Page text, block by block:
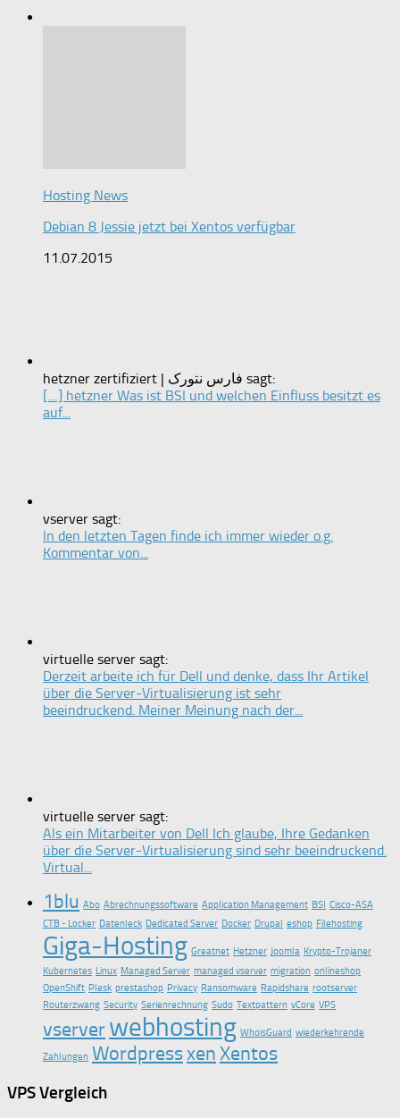
Hosting News
Debian 8 Jessie jetzt bei Xentos verfügbar
11.07.2015
hetzner zertifiziert | فارس نتورک sagt:
[…] hetzner Was ist BSI und welchen Einfluss besitzt es
auf...
vserver sagt:
In den letzten Tagen finde ich immer wieder o.g.
Kommentar von...
virtuelle server sagt:
Derzeit arbeite ich für Dell und denke, dass Ihr Artikel
über die Server-Virtualisierung ist sehr
beeindruckend. Meiner Meinung nach der...
virtuelle server sagt:
Als ein Mitarbeiter von Dell Ich glaube, Ihre Gedanken
über die Server-Virtualisierung sind sehr beeindruckend.
Virtual...
1blu Abo Abrechnungssoftware Application Management BSI Cisco-ASA
CTB - Locker Datenleck Dedicated Server Docker Drupal eshop Filehosting
Giga-Hosting Greatnet Hetzner Joomla Krypto-Trojaner
Kubernetes Linux Managed Server managed vserver migration onlineshop
OpenShift Plesk prestashop Privacy Ransomware Rapidshare rootserver
Routerzwang Security Serienrechnung Sudo Textpattern vCore VPS
vserverwebhosting WhoisGuard wiederkehrende
Zahlungen WordpressxenXentos
VPS Vergleich